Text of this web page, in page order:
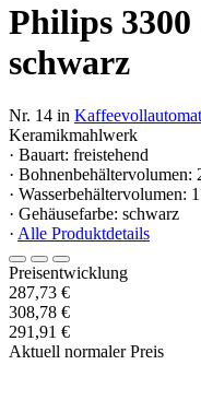
Philips 3300
schwarz
Nr. 14 in
Keramikmahlwerk
· Bauart: freistehend
· Bohnenbehältervolumen:
· Wasserbehältervolumen:
· Gehäusefarbe: schwarz
· Alle Produktdetails
Preisentwicklung
287,73 €
308,78 €
291,91 €
Aktuell normaler Preis